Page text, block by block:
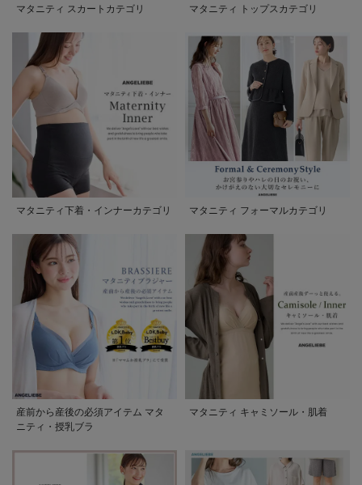
マタニティ スカートカテゴリ マタニティ トップスカテゴリ
マタニティ下着・インナーカテゴリ マタニティ フォーマルカテゴリ
産前から産後の必須アイテム マタ
ニティ・授乳ブラ
マタニティ キャミソール・肌着